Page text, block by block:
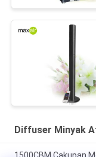
Diffuser Minyak